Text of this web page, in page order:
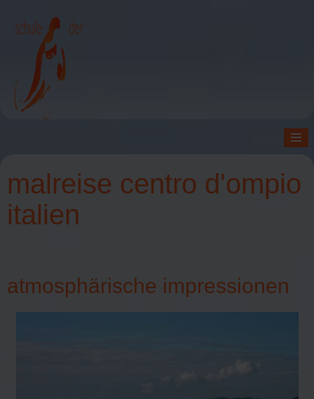
≡
malreise centro d'ompio
italien
atmosphärische impressionen